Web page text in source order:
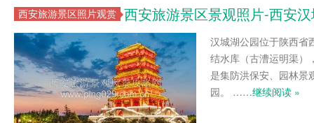
西安旅游景区照片观赏 西安旅游景区景观照片-西安
汉城湖公园位于陕西省
结水库（古漕运明渠）
是集防洪保安、园林景
园。 ……继续阅读 »